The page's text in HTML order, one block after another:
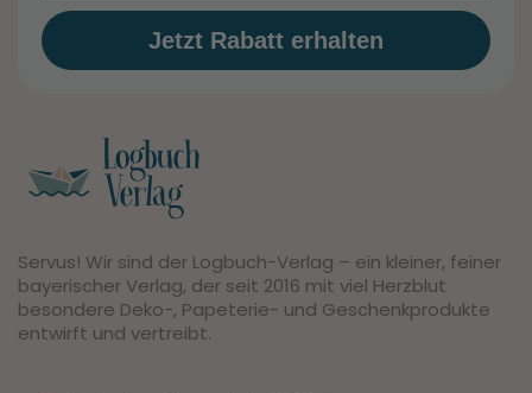
Jetzt Rabatt erhalten
Servus! Wir sind der Logbuch-Verlag – ein kleiner, feiner
bayerischer Verlag, der seit 2016 mit viel Herzblut
besondere Deko-, Papeterie- und Geschenkprodukte
entwirft und vertreibt.